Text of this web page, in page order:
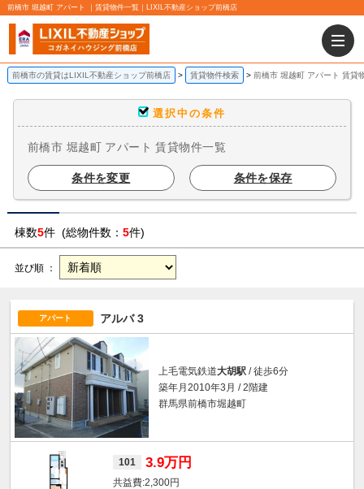
前橋市 堀越町 アパート ｜賃貸物件一覧｜LIXIL不動産ショップ前橋店
前橋市の賃貸はLIXIL不動産ショップ前橋店 賃貸物件検索 前橋市 堀越町 アパート 賃貸
選択中の条件
前橋市 堀越町 アパート 賃貸物件一覧
条件を変更 条件を保存
棟数5件 (総物件数： 5件)
並び順 ：
アパート アルバ 3
上毛電気鉄道大胡駅 / 徒歩6分
築年月2010年3月 / 2階建
群馬県前橋市堀越町
101 3.9万円
2,300円